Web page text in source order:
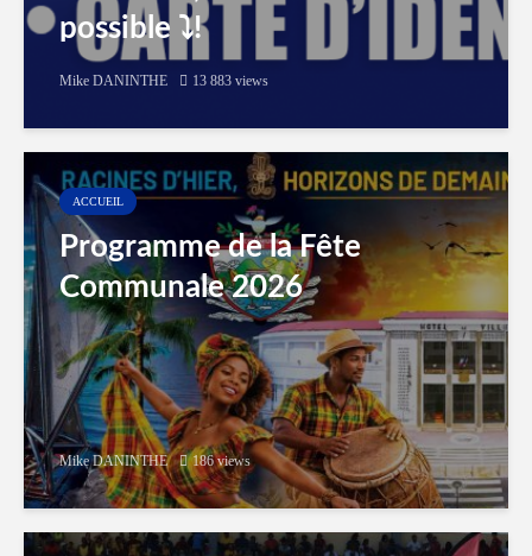
possible ⤵️!
Mike DANINTHE 13 883 views
ACCUEIL
Programme de la Fête
Communale 2026
Mike DANINTHE 186 views